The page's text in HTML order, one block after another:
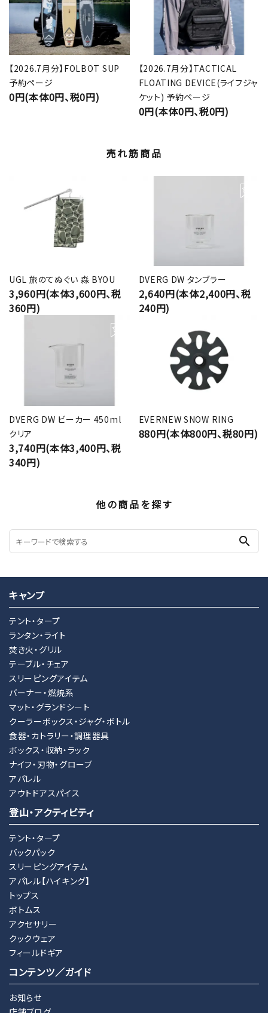
【2026.7月分】FOLBOT SUP
予約ページ
0円(本体0円、税0円)
【2026.7月分】TACTICAL
FLOATING DEVICE(ライフジャ
ケット) 予約ページ
0円(本体0円、税0円)
売れ筋商品
UGL 旅のてぬぐい 淼 BYOU
3,960円(本体3,600円、税
360円)
DVERG DW タンブラー
2,640円(本体2,400円、税
240円)
DVERG DW ビーカー 450ml
クリア
3,740円(本体3,400円、税
340円)
EVERNEW SNOW RING
880円(本体800円、税80円)
他の商品を探す
search
キャンプ
テント・タープ
ランタン・ライト
焚き火・グリル
テーブル・チェア
スリーピングアイテム
バーナー・燃焼系
マット・グランドシート
クーラーボックス・ジャグ・ボトル
食器・カトラリー・調理器具
ボックス・収納・ラック
ナイフ・刃物・グローブ
アパレル
アウトドアスパイス
登山・アクティビティ
テント・タープ
バックパック
スリーピングアイテム
アパレル【ハイキング】
トップス
ボトムス
アクセサリー
クックウェア
フィールドギア
コンテンツ／ガイド
お知らせ